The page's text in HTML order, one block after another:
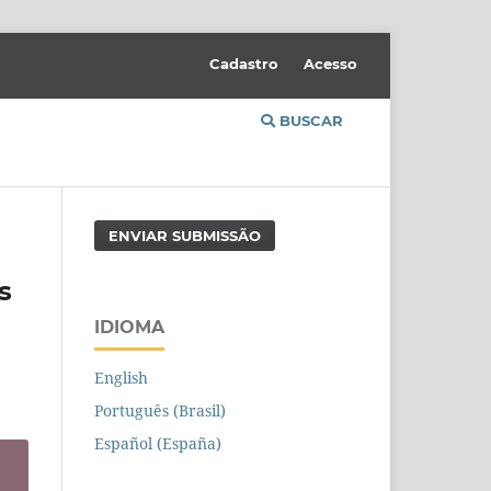
BUSCAR
Cadastro Acesso
ENVIAR SUBMISSÃO
IDIOMA
English
Português (Brasil)
Español (España)